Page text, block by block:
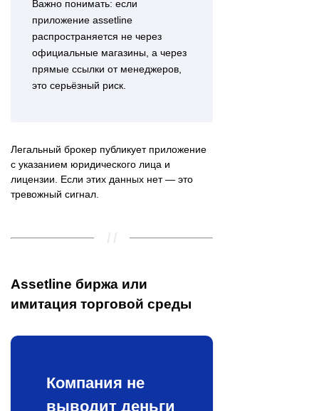
Важно понимать: если
приложение assetline
распространяется не через
официальные магазины, а через
прямые ссылки от менеджеров,
это серьёзный риск.
Легальный брокер публикует приложение
с указанием юридического лица и
лицензии. Если этих данных нет — это
тревожный сигнал.
Assetline биржа или
имитация торговой среды
Компания не
выводит деньги